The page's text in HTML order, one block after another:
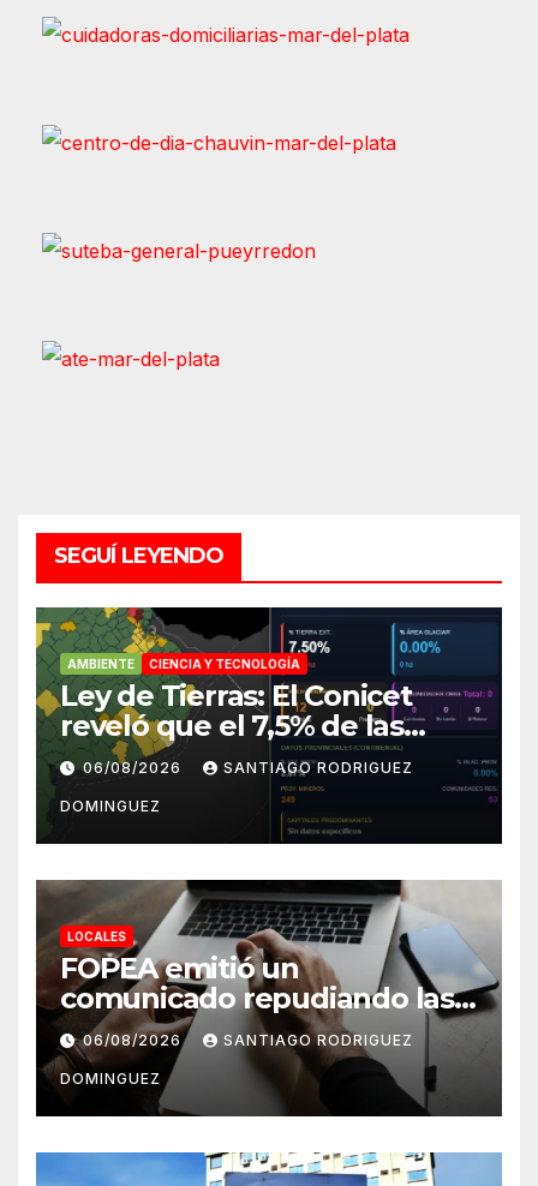
SEGUÍ LEYENDO
AMBIENTE CIENCIA Y TECNOLOGÍA
Ley de Tierras: El Conicet
reveló que el 7,5% de las
tierras rurales de Mar del
Plata pertenecen a
extranjeros
06/08/2026 SANTIAGO RODRIGUEZ
DOMINGUEZ
LOCALES
FOPEA emitió un
comunicado repudiando las
cuentas pseudo periodísticas
de Instagram en Mar del
Plata
06/08/2026 SANTIAGO RODRIGUEZ
DOMINGUEZ